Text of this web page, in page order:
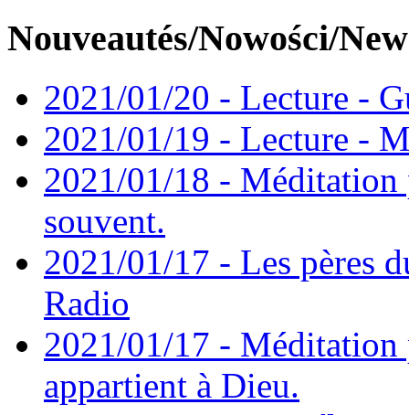
Nouveautés/Nowości/
2021/01/20 - Lecture -
2021/01/19 - Lecture -
2021/01/18 - Méditation
souvent.
2021/01/17 - Les pères
Radio
2021/01/17 - Méditation
appartient à Dieu.